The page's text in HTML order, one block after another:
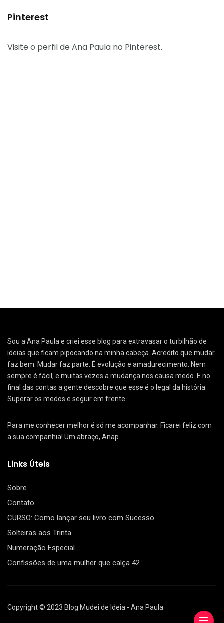
Pinterest
Visite o perfil de Ana Paula no Pinterest.
Sou a Ana Paula e criei esse blog para extravasar o turbilhão de
ideias que ficam pipocando na minha cabeça. Acredito que mudar
faz bem. Mudar faz parte. É evolução e amadurecimento. Nem
sempre é fácil, e muitas vezes a mudança nos causa medo. E no
final das contas a gente descobre que esse é o legal da história.
Superar os medos e seguir em frente.
Para me conhecer melhor é só me acompanhar. Ficarei feliz com
a sua companhia! Um abraço, Anap.
Links Úteis
Sobre
Contato
CURSO: Como lançar seu livro com Sucesso
Solteiras aos Trinta
Numeração Especial
Confissões de uma mulher que calça 42
Copyright © 2023 Blog Mudei de Ideia - Ana Paula